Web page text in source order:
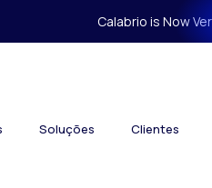
Calabrio is Now
Soluções Clientes